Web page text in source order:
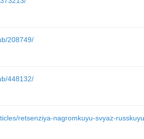
208749/
448132/
retsenziya-nagromkuyu-svyaz-